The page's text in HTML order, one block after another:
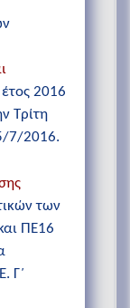
2016
Τρίτη
7/2016.
των
ΠΕ16
Γ΄